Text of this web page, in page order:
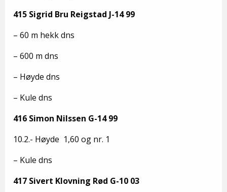
415 Sigrid Bru Reigstad J-14 99
– 60 m hekk dns
– 600 m dns
– Høyde dns
– Kule dns
416 Simon Nilssen G-14 99
10.2.- Høyde 1,60 og nr. 1
– Kule dns
417 Sivert Klovning Rød G-10 03